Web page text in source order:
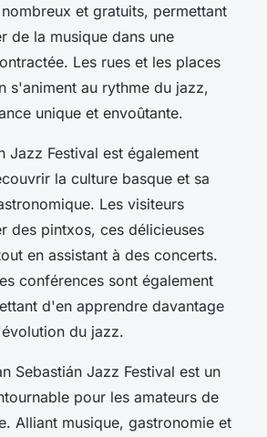
et gratuits, permettant
de la musique dans une
Les rues et les places
s'animent au rythme du jazz,
unique et envoûtante.
Jazz Festival est également
la culture basque et sa
Les visiteurs
des pintxos, ces délicieuses
en assistant à des concerts.
conférences sont également
d'en apprendre davantage
du jazz.
Sebastián Jazz Festival est un
pour les amateurs de
Alliant musique, gastronomie et